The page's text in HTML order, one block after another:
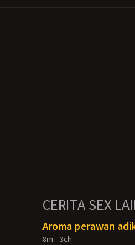
CERITA SEX
Aroma perawan
8m - 3ch